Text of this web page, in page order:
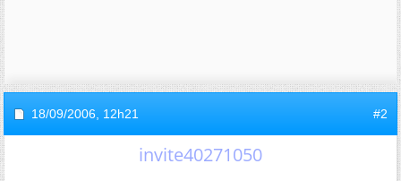
18/09/2006, 12h21 #2
invite40271050